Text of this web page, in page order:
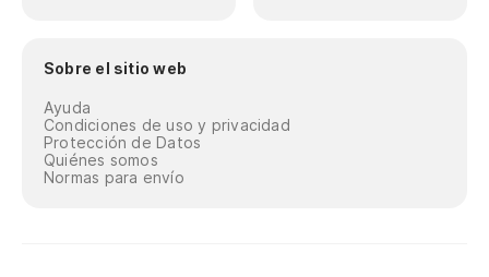
Sobre el sitio web
Ayuda
Condiciones de uso y privacidad
Protección de Datos
Quiénes somos
Normas para envío